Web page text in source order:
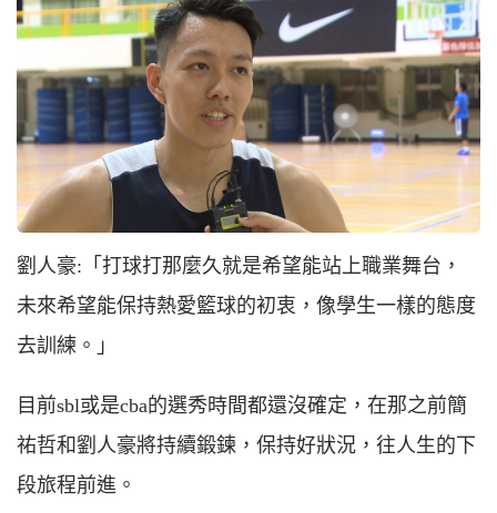
劉人豪:「打球打那麼久就是希望能站上職業舞台，
未來希望能保持熱愛籃球的初衷，像學生一樣的態度
去訓練。」
目前sbl或是cba的選秀時間都還沒確定，在那之前簡
祐哲和劉人豪將持續鍛鍊，保持好狀況，往人生的下
段旅程前進。